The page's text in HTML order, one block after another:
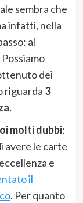
sembra che
infatti, nella
al
dei
riguarda 3
molti dubbi:
avere le carte
e
il
. Per quanto